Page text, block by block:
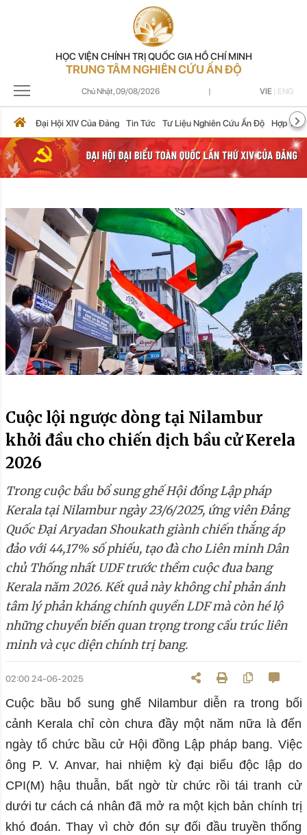
HỌC VIỆN CHÍNH TRỊ QUỐC GIA HỒ CHÍ MINH
TRUNG TÂM NGHIÊN CỨU ẤN ĐỘ
Chủ Nhật,09/08/2026 | VIE ENG
Đại Hội XIV Của Đảng Tin Tức Tư Liệu Nghiên Cứu Ấn Độ Hợp Tác
Cuộc lội ngược dòng tại Nilambur
khởi đầu cho chiến dịch bầu cử Kerela
2026
Trong cuộc bầu bổ sung ghế Hội đồng Lập pháp
Kerala tại Nilambur ngày 23/6/2025, ứng viên Đảng
Quốc Đại Aryadan Shoukath giành chiến thắng áp
đảo với 44,17% số phiếu, tạo đà cho Liên minh Dân
chủ Thống nhất UDF trước thềm cuộc đua bang
Kerala năm 2026. Kết quả này không chỉ phản ánh
tâm lý phản kháng chính quyền LDF mà còn hé lộ
những chuyển biến quan trọng trong cấu trúc liên
minh và cục diện chính trị bang.
02:00 24-06-2025
Cuộc bầu bổ sung ghế Nilambur diễn ra trong bối
cảnh Kerala chỉ còn chưa đầy một năm nữa là đến
ngày tổ chức bầu cử Hội đồng Lập pháp bang. Việc
ông P. V. Anvar, hai nhiệm kỳ đại biểu độc lập do
CPI(M) hậu thuẫn, bất ngờ từ chức rồi tái tranh cử
dưới tư cách cá nhân đã mở ra một kịch bản chính trị
khó đoán. Thay vì chờ đón sự đối đầu truyền thống